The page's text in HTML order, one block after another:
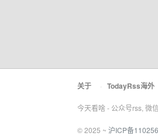
关于 · TodayRss海外
今天看啥 - 公众号rss, 微
© 2025 ~ 沪ICP备